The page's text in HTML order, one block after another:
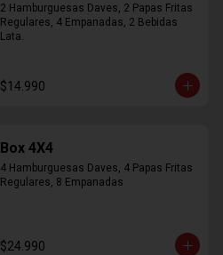
2 Hamburguesas Daves, 2 Papas Fritas
Regulares, 4 Empanadas, 2 Bebidas
Lata.
$14.990
Box 4X4
4 Hamburguesas Daves, 4 Papas Fritas
Regulares, 8 Empanadas
$24.990